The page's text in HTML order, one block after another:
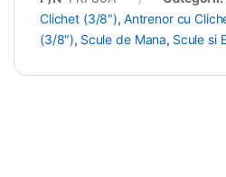
Clichet (3/8"), Antrenor cu
(3/8″), Scule de Mana, Scule si